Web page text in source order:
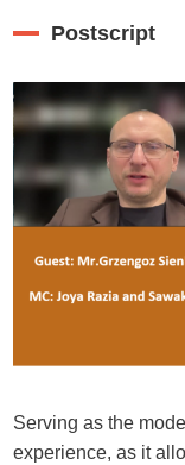
Postscript
Serving as the
experience, as it